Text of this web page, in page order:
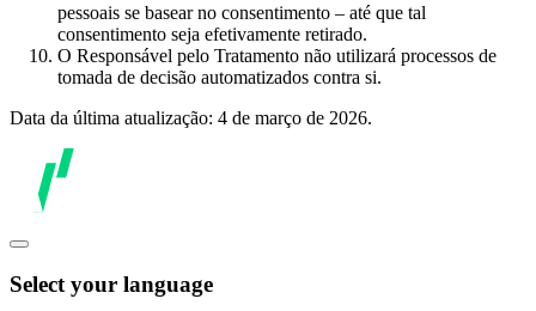
pessoais se basear no consentimento – até que tal
consentimento seja efetivamente retirado.
O Responsável pelo Tratamento não utilizará processos de
tomada de decisão automatizados contra si.
Data da última atualização: 4 de março de 2026.
Select your language